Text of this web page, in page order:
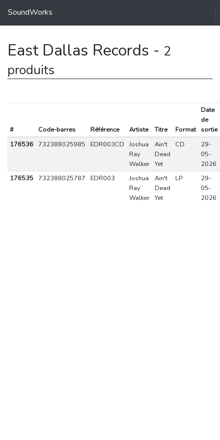
SoundWorks
East Dallas Records - 2
produits
# Code-barres Référence Artiste Titre Format
Date
de
sortie
176536
732388025985 EDR003CD Joshua
Ray
Walker
Ain't
Dead
Yet
CD
29-
05-
2026
176535
732388025787 EDR003
Joshua
Ray
Walker
Ain't
Dead
Yet
LP
29-
05-
2026